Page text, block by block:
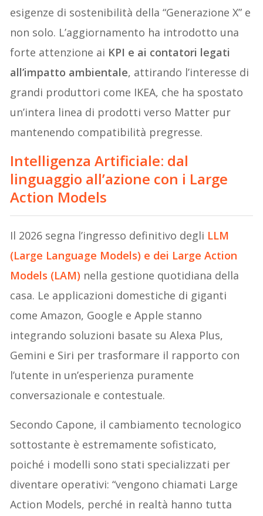
esigenze di sostenibilità della “Generazione X” e
non solo. L’aggiornamento ha introdotto una
forte attenzione ai KPI e ai contatori legati
all’impatto ambientale, attirando l’interesse di
grandi produttori come IKEA, che ha spostato
un’intera linea di prodotti verso Matter pur
mantenendo compatibilità pregresse.
Intelligenza Artificiale: dal
linguaggio all’azione con i Large
Action Models
Il 2026 segna l’ingresso definitivo degli LLM
(Large Language Models) e dei Large Action
Models (LAM) nella gestione quotidiana della
casa. Le applicazioni domestiche di giganti
come Amazon, Google e Apple stanno
integrando soluzioni basate su Alexa Plus,
Gemini e Siri per trasformare il rapporto con
l’utente in un’esperienza puramente
conversazionale e contestuale.
Secondo Capone, il cambiamento tecnologico
sottostante è estremamente sofisticato,
poiché i modelli sono stati specializzati per
diventare operativi: “vengono chiamati Large
Action Models, perché in realtà hanno tutta